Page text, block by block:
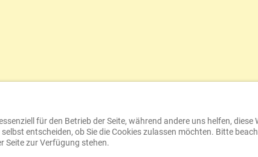
für den Betrieb der Seite, während andere uns helfen, diese
entscheiden, ob Sie die Cookies zulassen möchten. Bitte
Seite zur Verfügung stehen.